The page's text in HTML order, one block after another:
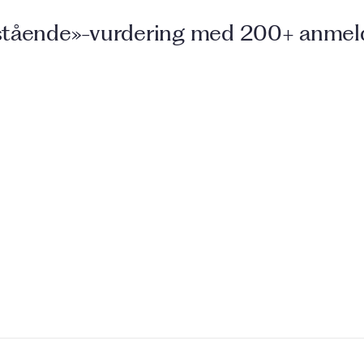
vurdering med 200+